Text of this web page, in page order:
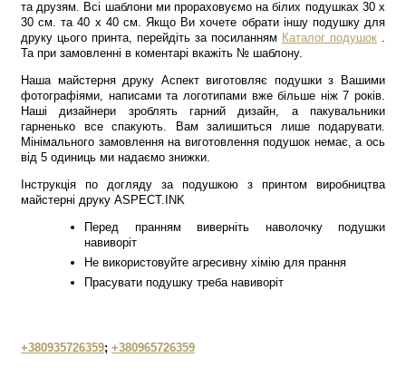
та друзям. Всі шаблони ми прораховуємо на білих подушках 30 х
30 см. та 40 х 40 см. Якщо Ви хочете обрати іншу подушку для
друку цього принта, перейдіть за посиланням Каталог подушок .
Та при замовленні в коментарі вкажіть № шаблону.
Наша майстерня друку Аспект виготовляє подушки з Вашими
фотографіями, написами та логотипами вже більше ніж 7 років.
Наші дизайнери зроблять гарний дизайн, а пакувальники
гарненько все спакують. Вам залишиться лише подарувати.
Мінімального замовлення на виготовлення подушок немає, а ось
від 5 одиниць ми надаємо знижки.
Інструкція по догляду за подушкою з принтом виробництва
майстерні друку ASPECT.INK
Перед пранням виверніть наволочку подушки
навиворіт
Не використовуйте агресивну хімію для прання
Прасувати подушку треба навиворіт
+380935726359; +380965726359